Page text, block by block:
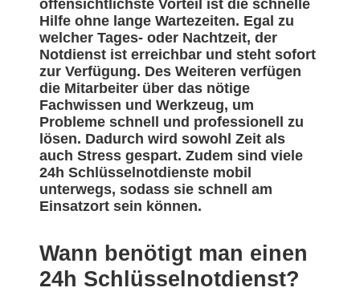
offensichtlichste Vorteil ist die schnelle
Hilfe ohne lange Wartezeiten. Egal zu
welcher Tages- oder Nachtzeit, der
Notdienst ist erreichbar und steht sofort
zur Verfügung. Des Weiteren verfügen
die Mitarbeiter über das nötige
Fachwissen und Werkzeug, um
Probleme schnell und professionell zu
lösen. Dadurch wird sowohl Zeit als
auch Stress gespart. Zudem sind viele
24h Schlüsselnotdienste mobil
unterwegs, sodass sie schnell am
Einsatzort sein können.
Wann benötigt man einen
24h Schlüsselnotdienst?